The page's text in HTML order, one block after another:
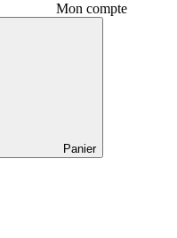
Mon compte
Panier